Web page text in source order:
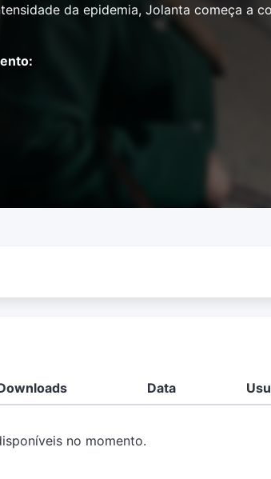
da epidemia, Jolanta começa a
Data
no momento.